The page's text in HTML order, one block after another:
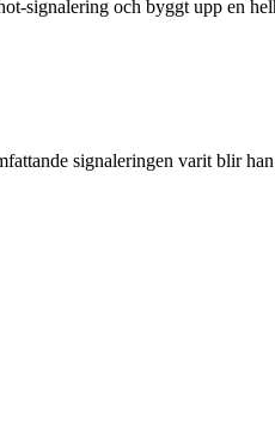
signalering och byggt upp en
signaleringen varit blir